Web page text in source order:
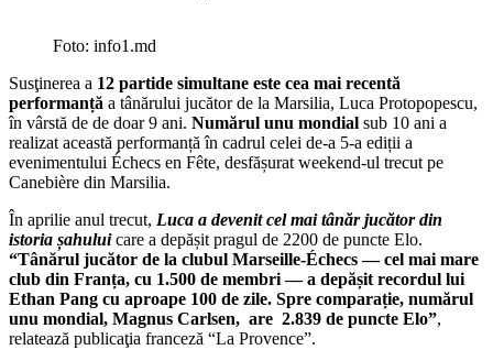
Foto: info1.md
Susţinerea a 12 partide simultane este cea mai recentă
performanță a tânărului jucător de la Marsilia, Luca Protopopescu,
în vârstă de de doar 9 ani. Numărul unu mondial sub 10 ani a
realizat această performanță în cadrul celei de-a 5-a ediții a
evenimentului Échecs en Fête, desfășurat weekend-ul trecut pe
Canebière din Marsilia.
În aprilie anul trecut, Luca a devenit cel mai tânăr jucător din
istoria șahuluicare a depășit pragul de 2200 de puncte Elo.
“Tânărul jucător de la clubul Marseille-Échecs — cel mai mare
club din Franța, cu 1.500 de membri — a depășit recordul lui
Ethan Pang cu aproape 100 de zile. Spre comparație, numărul
unu mondial, Magnus Carlsen, are 2.839 de puncte Elo”,
relatează publicaţia franceză “La Provence”.